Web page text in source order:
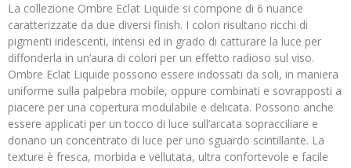
La collezione Ombre Eclat Liquide si compone di 6 nuance
caratterizzate da due diversi finish. I colori risultano ricchi di
pigmenti iridescenti, intensi ed in grado di catturare la luce per
diffonderla in un’aura di colori per un effetto radioso sul viso.
Ombre Eclat Liquide possono essere indossati da soli, in maniera
uniforme sulla palpebra mobile, oppure combinati e sovrapposti a
piacere per una copertura modulabile e delicata. Possono anche
essere applicati per un tocco di luce sull’arcata sopracciliare e
donano un concentrato di luce per uno sguardo scintillante. La
texture è fresca, morbida e vellutata, ultra confortevole e facile